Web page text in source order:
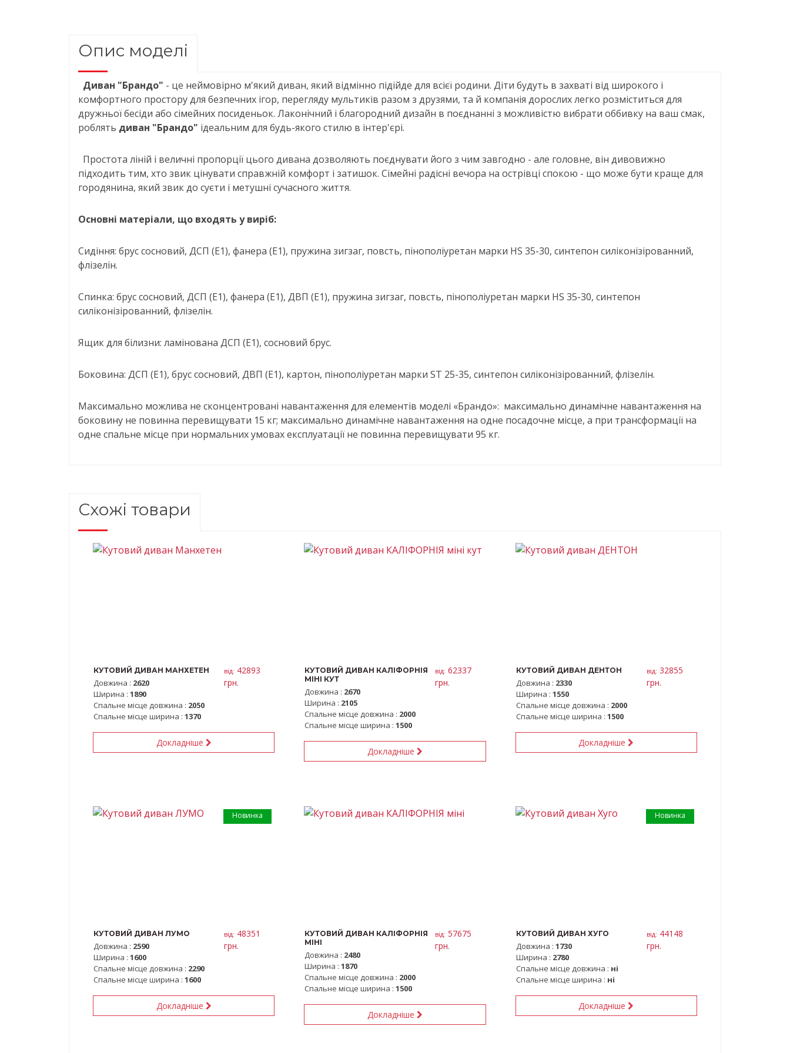
Опис моделі
Диван "Брандо" - це неймовірно м'який диван, який відмінно підійде для всієї родини. Діти будуть в захваті від широкого і
комфортного простору для безпечних ігор, перегляду мультиків разом з друзями, та й компанія дорослих легко розміститься для
дружньої бесіди або сімейних посиденьок. Лаконічний і благородний дизайн в поєднанні з можливістю вибрати оббивку на ваш смак,
роблять диван "Брандо" ідеальним для будь-якого стилю в інтер'єрі.
Простота ліній і величні пропорції цього дивана дозволяють поєднувати його з чим завгодно - але головне, він дивовижно
підходить тим, хто звик цінувати справжній комфорт і затишок. Сімейні радісні вечора на острівці спокою - що може бути краще для
городянина, який звик до суєти і метушні сучасного життя.
Основні матеріали, що входять у виріб:
Сидіння: брус сосновий, ДСП (Е1), фанера (Е1), пружина зигзаг, повсть, пінополіуретан марки HS 35-30, синтепон силіконізірованний,
флізелін.
Спинка: брус сосновий, ДСП (Е1), фанера (Е1), ДВП (Е1), пружина зигзаг, повсть, пінополіуретан марки HS 35-30, синтепон
силіконізірованний, флізелін.
Ящик для білизни: ламінована ДСП (Е1), сосновий брус.
Боковина: ДСП (Е1), брус сосновий, ДВП (Е1), картон, пінополіуретан марки SТ 25-35, синтепон силіконізірованний, флізелін.
Максимально можлива не сконцентровані навантаження для елементів моделі «Брандо»: максимально динамічне навантаження на
боковину не повинна перевищувати 15 кг; максимально динамічне навантаження на одне посадочне місце, а при трансформації на
одне спальне місце при нормальних умовах експлуатації не повинна перевищувати 95 кг.
Схожі товари
КУТОВИЙ ДИВАН МАНХЕТЕН
Довжина : 2620
Ширина : 1890
Спальне місце довжина : 2050
Спальне місце ширина : 1370
вiд: 42893
грн.
Докладніше
КУТОВИЙ ДИВАН КАЛІФОРНІЯ
МІНІ КУТ
Довжина : 2670
Ширина : 2105
Спальне місце довжина : 2000
Спальне місце ширина :1500
вiд: 62337
грн.
Докладніше
КУТОВИЙ ДИВАН ДЕНТОН
Довжина : 2330
Ширина : 1550
Спальне місце довжина : 2000
Спальне місце ширина : 1500
вiд: 32855
грн.
Докладніше
Новинка
КУТОВИЙ ДИВАН ЛУМО
Довжина : 2590
Ширина : 1600
Спальне місце довжина : 2290
Спальне місце ширина : 1600
вiд: 48351
грн.
Докладніше
КУТОВИЙ ДИВАН КАЛІФОРНІЯ
МІНІ
Довжина : 2480
Ширина :1870
Спальне місце довжина : 2000
Спальне місце ширина :1500
вiд: 57675
грн.
Докладніше
Новинка
КУТОВИЙ ДИВАН ХУГО
Довжина : 1730
Ширина : 2780
Спальне місце довжина : ні
Спальне місце ширина : ні
вiд: 44148
грн.
Докладніше